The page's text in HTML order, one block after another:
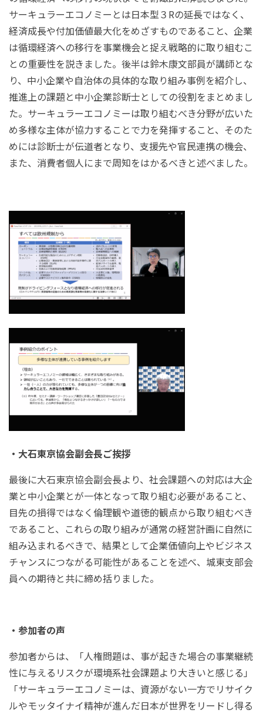
サーキュラーエコノミーとは日本型３ Rの延長ではなく、
経済成長や付加価値最大化をめざすものであること、企業
は循環経済への移行を事業機会と捉え戦略的に取り組むこ
との重要性を説きました。後半は鈴木康文部員が講師とな
り、中小企業や自治体の具体的な取り組み事例を紹介し、
推進上の課題と中小企業診断士としての役割をまとめまし
た。サーキュラーエコノミーは取り組むべき分野が広いた
め多様な主体が協力することで力を発揮すること、そのた
めには診断士が伝道者となり、支援先や官民連携の機会、
また、消費者個人にまで周知をはかるべきと述べました。
・大石東京協会副会長ご挨拶
最後に大石東京協会副会長より、社会課題への対応は大企
業と中小企業とが一体となって取り組む必要があること、
目先の損得ではなく倫理観や道徳的観点から取り組むべき
であること、これらの取り組みが通常の経営計画に自然に
組み込まれるべきで、結果として企業価値向上やビジネス
チャンスにつながる可能性があることを述べ、城東支部会
員への期待と共に締め括りました。
・参加者の声
参加者からは、「人権問題は、事が起きた場合の事業継続
性に与えるリスクが環境系社会課題より大きいと感じる」
「サーキュラーエコノミーは、資源がない一方でリサイク
ルやモッタイナイ精神が進んだ日本が世界をリードし得る